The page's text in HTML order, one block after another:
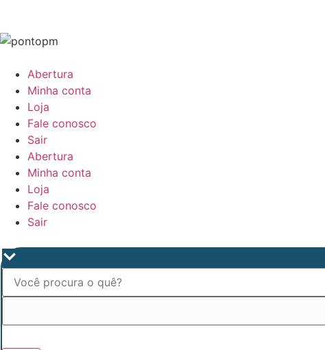
Abertura
Minha conta
Loja
Fale conosco
Sair
Abertura
Minha conta
Loja
Fale conosco
Sair